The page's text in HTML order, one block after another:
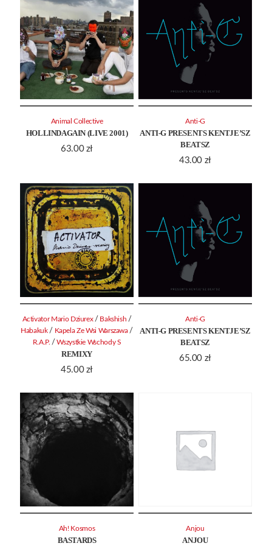
HOLLINDAGAIN (LIVE 2001)
63.00 zł
Animal Collective
ANTI-G PRESENTS KENTJE’SZ
BEATSZ
43.00 zł
Anti-G
REMIXY
45.00 zł
Activator Mario Dziurex / Bakshish /
Habakuk / Kapela Ze Wsi Warszawa /
R.A.P. /Wszystkie Wschody S
ANTI-G PRESENTS KENTJE’SZ
BEATSZ
65.00 zł
Anti-G
BASTARDS
Ah! Kosmos
ANJOU
Anjou